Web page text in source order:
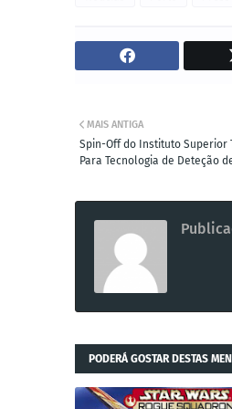
MAIS ANTIGA
Spin-Off do Instituto Superior
Para Tecnologia de Deteção
PODERÁ GOSTAR DESTAS